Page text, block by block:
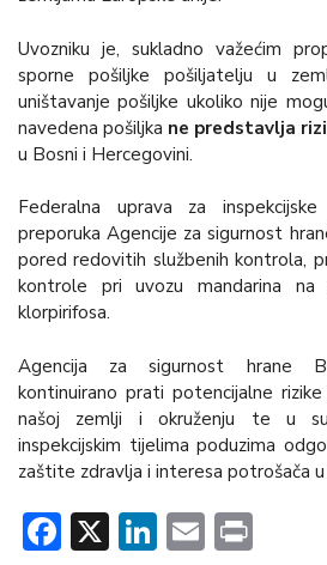
Uvozniku je, sukladno važećim
sporne pošiljke pošiljatelju u
uništavanje pošiljke ukoliko nije
navedena pošiljka ne predstavlja
u Bosni i Hercegovini.
Federalna uprava za
preporuka Agencije za sigurnost
pored redovitih službenih kontrola,
kontrole pri uvozu mandarina na
klorpirifosa.
Agencija za sigurnost hrane
kontinuirano prati potencijalne
našoj zemlji i okruženju te u
inspekcijskim tijelima poduzima
zaštite zdravlja i interesa potrošača
Facebook
X LinkedIn
Email